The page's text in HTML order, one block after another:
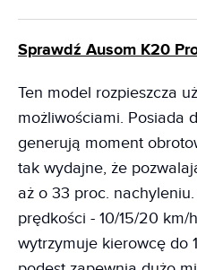
Sprawdź Ausom K20
Ten model rozpieszcza
możliwościami. Posiada
generują moment
tak wydajne, że
aż o 33 proc.
prędkości - 10/15/20 km/
wytrzymuje kierowcę do